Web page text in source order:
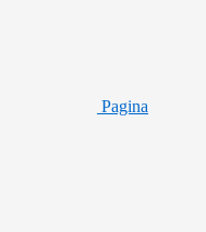
Pagina